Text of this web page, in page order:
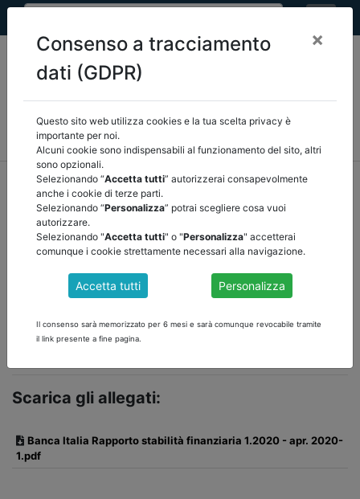
MEF FINANZA LOCALE/OSSERVATORIO
NORMATIVA
CORTE DEI CONTI E GIURISPRUDENZA
home documenti pubblici altri/torna indietro
DOCUMENTI PUBBLICI
BANCA D'ITALIA - RAPPORTO SULLA
STABILITA' FINANZIARIA
scarica il rapporto della Banca d'Italia
Scarica gli allegati:
Banca Italia Rapporto stabilità finanziaria 1.2020 - apr. 2020-
1.pdf
Consenso a tracciamento
dati (GDPR)
×
Questo sito web utilizza cookies e la tua scelta privacy è
importante per noi.
Alcuni cookie sono indispensabili al funzionamento del sito, altri
sono opzionali.
Selezionando “Accetta tutti” autorizzerai consapevolmente
anche i cookie di terze parti.
Selezionando “Personalizza” potrai scegliere cosa vuoi
autorizzare.
Selezionando "Accetta tutti" o "Personalizza" accetterai
comunque i cookie strettamente necessari alla navigazione.
Accetta tutti Personalizza
Il consenso sarà memorizzato per 6 mesi e sarà comunque revocabile tramite
il link presente a fine pagina.